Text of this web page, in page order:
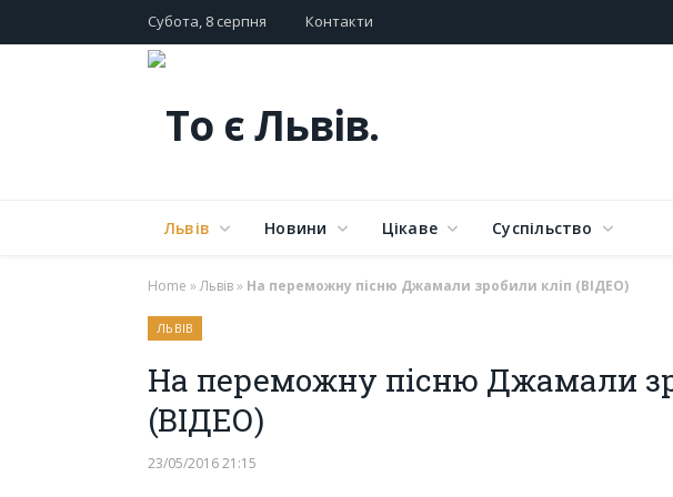
Субота, 8 серпня Контакти
Львів Новини Цікаве Суспільство
Home »Львів» На переможну пісню Джамали зробили кліп (ВІДЕО)
ЛЬВІВ
На переможну пісню Джамали
(ВІДЕО)
23/05/2016 21:15